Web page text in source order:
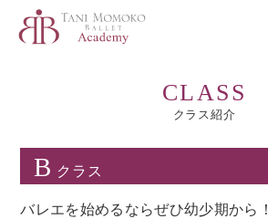
CLASS
クラス紹介
B クラス
バレエを始めるならぜひ幼少期から！